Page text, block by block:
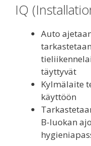
IQ
Auto
täyttyvät
Kylmälaite
käyttöön
B-luokan